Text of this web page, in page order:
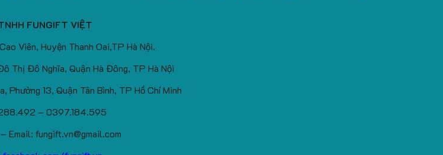
FUNGIFT VIỆT
Viên, Huyện Thanh Oai,TP Hà Nội.
Thị Đô Nghĩa, Quận Hà Đông, TP Hà Nội
13, Quận Tân Bình, TP Hồ Chí Minh
– 0397.184.595
Email: fungift.vn@gmail.com